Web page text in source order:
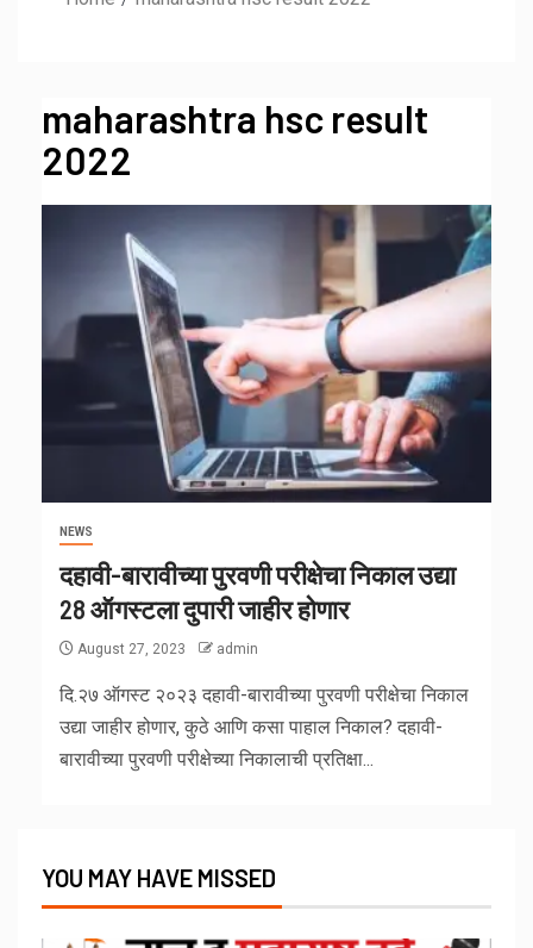
maharashtra hsc result
2022
NEWS
दहावी-बारावीच्या पुरवणी परीक्षेचा निकाल उद्या
28 ऑगस्टला दुपारी जाहीर होणार
August 27, 2023 admin
दि.२७ ऑगस्ट २०२३ दहावी-बारावीच्या पुरवणी परीक्षेचा निकाल
उद्या जाहीर होणार, कुठे आणि कसा पाहाल निकाल? दहावी-
बारावीच्या पुरवणी परीक्षेच्या निकालाची प्रतिक्षा...
YOU MAY HAVE MISSED